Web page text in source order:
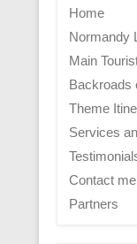
Home
Normandy
Main
Backroads
Theme
Services
Contact me
Partners